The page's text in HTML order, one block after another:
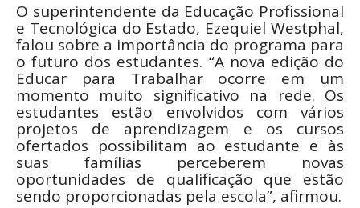
O superintendente da Educação Profissional
e Tecnológica do Estado, Ezequiel Westphal,
falou sobre a importância do programa para
o futuro dos estudantes. “A nova edição do
Educar para Trabalhar ocorre em um
momento muito significativo na rede. Os
estudantes estão envolvidos com vários
projetos de aprendizagem e os cursos
ofertados possibilitam ao estudante e às
suas famílias perceberem novas
oportunidades de qualificação que estão
sendo proporcionadas pela escola”, afirmou.